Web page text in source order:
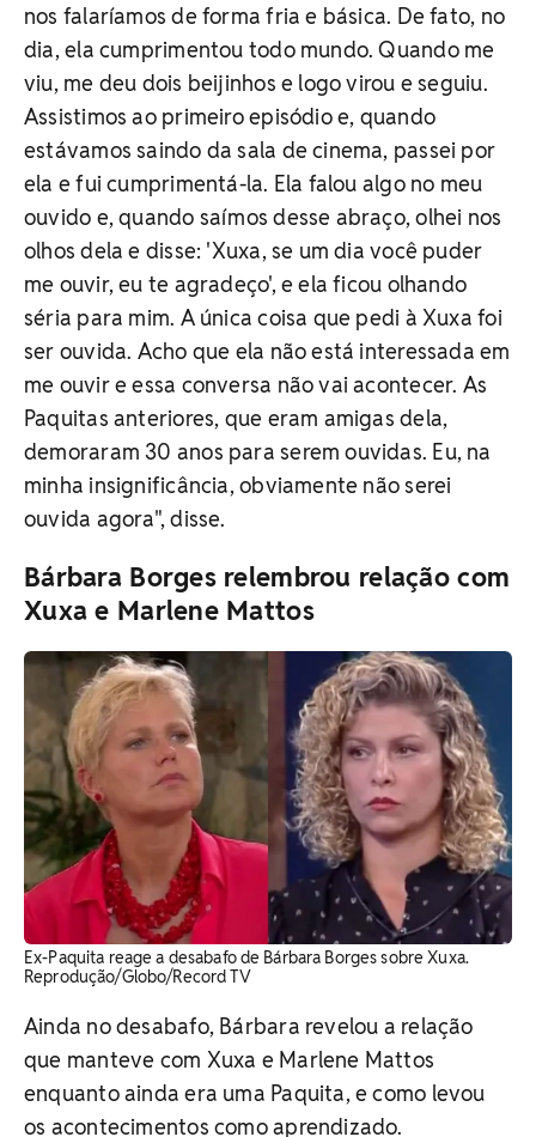
nos falaríamos de forma fria e básica. De fato, no
dia, ela cumprimentou todo mundo. Quando me
viu, me deu dois beijinhos e logo virou e seguiu.
Assistimos ao primeiro episódio e, quando
estávamos saindo da sala de cinema, passei por
ela e fui cumprimentá-la. Ela falou algo no meu
ouvido e, quando saímos desse abraço, olhei nos
olhos dela e disse: 'Xuxa, se um dia você puder
me ouvir, eu te agradeço', e ela ficou olhando
séria para mim. A única coisa que pedi à Xuxa foi
ser ouvida. Acho que ela não está interessada em
me ouvir e essa conversa não vai acontecer. As
Paquitas anteriores, que eram amigas dela,
demoraram 30 anos para serem ouvidas. Eu, na
minha insignificância, obviamente não serei
ouvida agora", disse.
Bárbara Borges relembrou relação com
Xuxa e Marlene Mattos
Ex-Paquita reage a desabafo de Bárbara Borges sobre Xuxa.
Reprodução/Globo/Record TV
Ainda no desabafo, Bárbara revelou a relação
que manteve com Xuxa e Marlene Mattos
enquanto ainda era uma Paquita, e como levou
os acontecimentos como aprendizado.